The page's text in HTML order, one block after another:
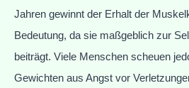
Jahren gewinnt der Erhalt der
Bedeutung, da sie maßgeblich zur
beiträgt. Viele Menschen scheuen
Gewichten aus Angst vor